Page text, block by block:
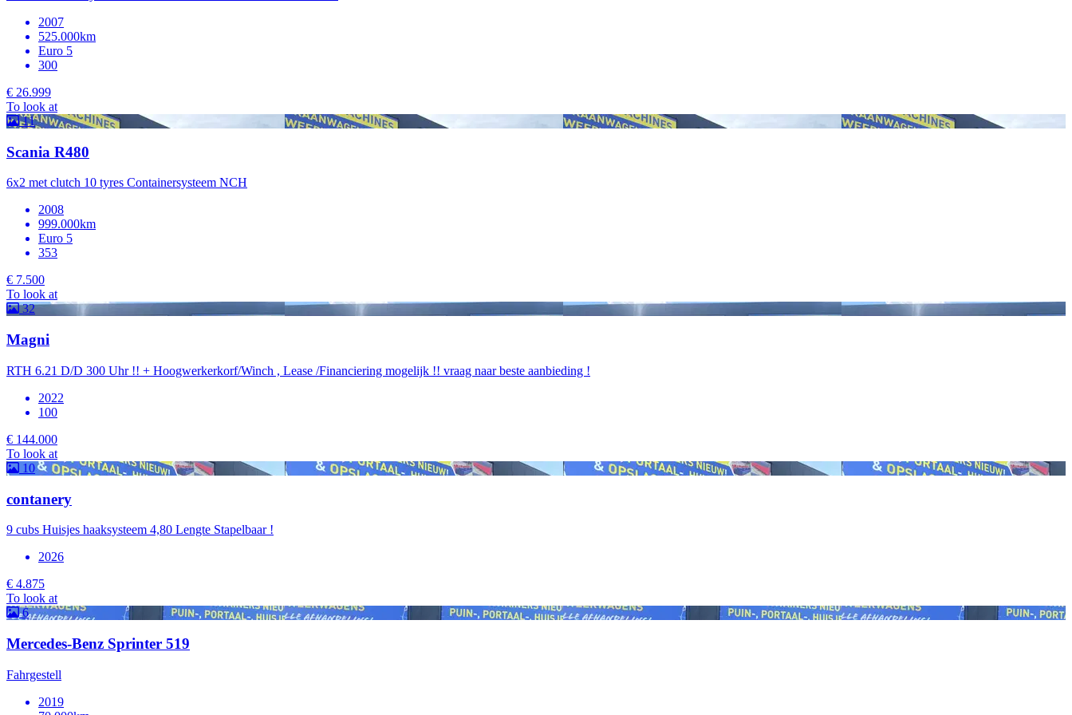
2007
525.000km
Euro 5
300
€ 26.999
To look at
11
Scania R480
6x2 met clutch 10 tyres Containersysteem NCH
2008
999.000km
Euro 5
353
€ 7.500
To look at
32
Magni
RTH 6.21 D/D 300 Uhr !! + Hoogwerkerkorf/Winch , Lease /Financiering mogelijk !! vraag naar beste aanbieding !
2022
100
€ 144.000
To look at
10
contanery
9 cubs Huisjes haaksysteem 4,80 Lengte Stapelbaar !
2026
€ 4.875
To look at
6
Mercedes-Benz Sprinter 519
Fahrgestell
2019